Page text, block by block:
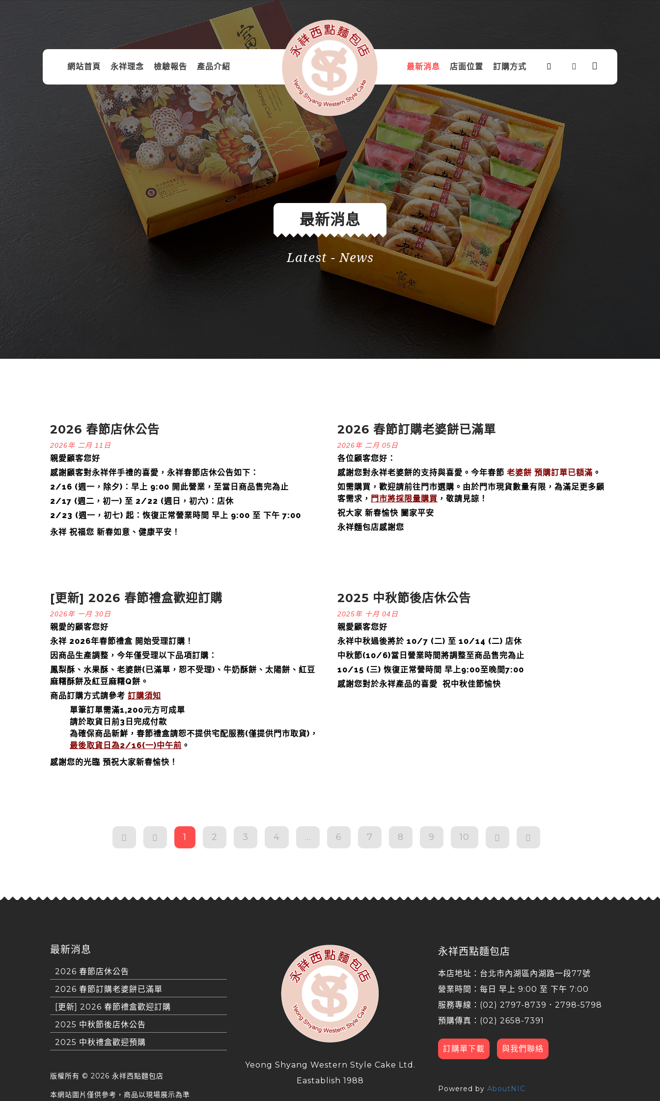
最新消息
Latest - News
網站首頁 永祥理念 檢驗報告 產品介紹 最新消息 店面位置 訂購方式
2026 春節店休公告
2026年 二月 11日
親愛顧客您好
感謝顧客對永祥伴手禮的喜愛，永祥春節店休公告如下：
2/16 (週一，除夕)：早上 9:00 開此營業，至當日商品售完為止
2/17 (週二，初一) 至 2/22 (週日，初六)：店休
2/23 (週一，初七) 起：恢復正常營業時間 早上 9:00 至 下午 7:00
永祥 祝福您 新春如意、健康平安！
2026 春節訂購老婆餅已滿單
2026年 二月 05日
各位顧客您好：
感謝您對永祥老婆餅的支持與喜愛。今年春節 老婆餅 預購訂單已額滿 。
如需購買，歡迎請前往門市選購。由於門市現貨數量有限，為滿足更多顧
客需求， 門市將採限量購買 ，敬請見諒！
祝大家 新春愉快 闔家平安
永祥麵包店感謝您
[更新] 2026 春節禮盒歡迎訂購
2026年 一月 30日
親愛的顧客您好
永祥 2026年春節禮盒 開始受理訂購！
因商品生產調整，今年僅受理以下品項訂購：
鳳梨酥、水果酥、老婆餅(已滿單，恕不受理)、牛奶酥餅、太陽餅、紅豆
麻糬酥餅及紅豆麻糬Q餅。
商品訂購方式請參考 訂購須知
單筆訂單需滿1,200元方可成單
請於取貨日前3日完成付款
為確保商品新鮮，春節禮盒請恕不提供宅配服務(僅提供門市取貨)，
最後取貨日為2/16(一)中午前 。
感謝您的光臨 預祝大家新春愉快！
2025 中秋節後店休公告
2025年 十月 04日
親愛顧客您好
永祥中秋過後將於 10/7 (二) 至 10/14 (二) 店休
中秋節(10/6)當日營業時間將調整至商品售完為止
10/15 (三) 恢復正常營時間 早上9:00至晚間7:00
感謝您對於永祥產品的喜愛 祝中秋佳節愉快
1 2 3 4 ... 6 7 8 9 10
最新消息
2026 春節店休公告
2026 春節訂購老婆餅已滿單
[更新] 2026 春節禮盒歡迎訂購
2025 中秋節後店休公告
2025 中秋禮盒歡迎預購
版權所有 © 2026 永祥西點麵包店
本網站圖片僅供參考，商品以現場展示為準
Yeong Shyang Western Style Cake Ltd.
Eastablish 1988
永祥西點麵包店
本店地址：台北市內湖區內湖路一段77號
營業時間：每日 早上 9:00 至 下午 7:00
服務專線：(02) 2797-8739．2798-5798
預購傳真：(02) 2658-7391
訂購單下載 與我們聯絡
Powered by AboutNIC